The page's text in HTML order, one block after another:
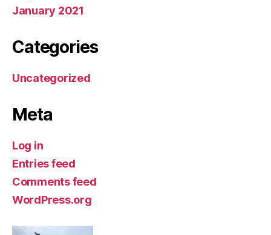
January 2021
Categories
Uncategorized
Meta
Log in
Entries feed
Comments feed
WordPress.org